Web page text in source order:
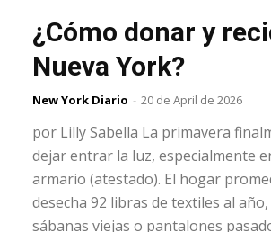
¿Cómo donar y
Nueva York?
New York Diario - 20 de April de 2026
por Lilly Sabella La primavera
dejar entrar la luz, especialmente
armario (atestado). El hogar
desecha 92 libras de textiles al
sábanas viejas o pantalones